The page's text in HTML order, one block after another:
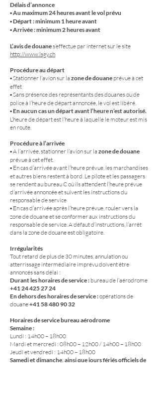
Délais d’annonce
▪ Au maximum 24 heures avant le vol prévu
▪ Départ : minimum 1 heure avant
▪ Arrivée : minimum 2 heures avant
L’avis de douanes’effectue par internet sur le site
http://www.lsgy.ch
Procédure au départ
▪ Stationner l’avion sur la zone de douane prévue à cet
effet
▪ Sans présence des représentants des douanes ou de
police à l’heure de départ annoncée, le vol est libéré.
▪En aucun cas un départ avant l’heure n’est autorisé.
L’heure de départ est l’heure à laquelle le moteur est mis
en route.
Procédure à l’arrivée
▪ A l’arrivée, stationner l’avion sur la zone de douane
prévue à cet effet
▪ En cas d’arrivée avant l’heure prévue, les marchandises
et autres biens restent à bord. Le pilote et les passagers
se rendent au bureau C où ils attendent l’heure prévue
d’arrivée annoncée et suivent les instructions du
responsable de service
▪ En cas d’arrivée après l’heure prévue, rouler vers la
zone de douane et se conformer aux instructions du
responsable de service. A défaut d’instructions, l’arrêt
dans la zone de douane est obligatoire.
Irrégularités
Tout retard de plus de 30 minutes, annulation ou
atterrissage intermédiaire imprévu doivent être
annoncés sans délai :
Durant les horaires de service : bureau de l’aérodrome
+41 24 425 27 24
En dehors des horaires de service :opérations de
douane+41 58 480 90 32
Horaires de service bureau aérodrome
Semaine :
Lundi : 14h00 – 18h00
Mardi et mercredi : 08h00 – 12h00 / 14h00 – 18h00
Jeudi et vendredi : 14h00 – 18h00
Samedi et dimanche, ainsi que jours fériés officiels de